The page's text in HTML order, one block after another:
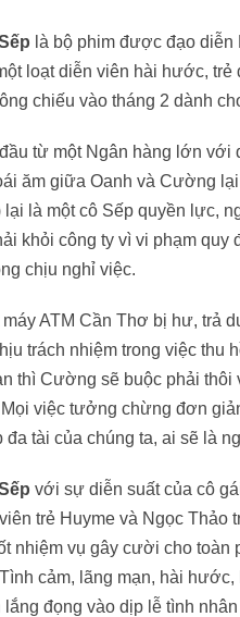
là bộ phim được đạo
loạt diễn viên hài hước,
chiếu vào tháng 2 dành
từ một Ngân hàng lớn với
ăm giữa Oanh và Cường
lại là một cô Sếp quyền lực,
khỏi công ty vì vi phạm
chịu nghỉ việc.
ATM Cần Thơ bị hư, trả
trách nhiệm trong việc thu
thì Cường sẽ buộc phải thôi
việc tưởng chừng đơn
đa tài của chúng ta, ai sẽ là
với sự diễn suất của cô
trẻ Huyme và Ngọc Thảo
nhiệm vụ gây cười cho
cảm, lãng mạn, hài hước,
lắng đọng vào dịp lễ tình